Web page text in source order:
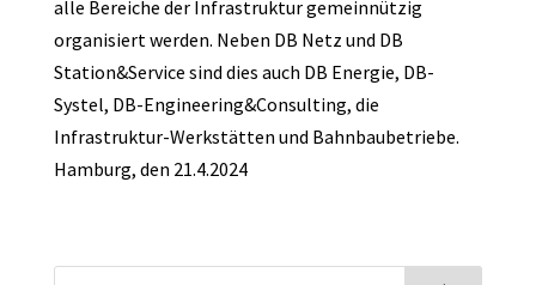
alle Bereiche der Infrastruktur gemeinnützig
organisiert werden. Neben DB Netz und DB
Station&Service sind dies auch DB Energie, DB-
Systel, DB-Engineering&Consulting, die
Infrastruktur-Werkstätten und Bahnbaubetriebe.
Hamburg, den 21.4.2024